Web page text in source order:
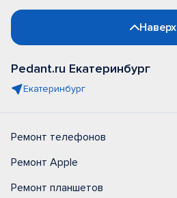
Наверх
Pedant.ru Екатеринбург
Екатеринбург
Ремонт телефонов
Ремонт Apple
Ремонт планшетов